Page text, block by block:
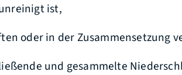
ist,
oder in der Zusammensetzung
und gesammelte